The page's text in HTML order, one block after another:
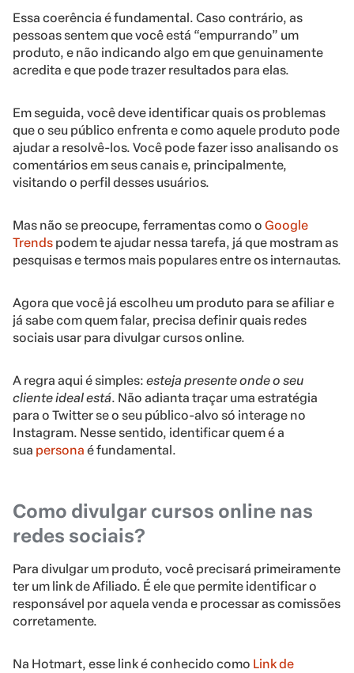
Essa coerência é fundamental. Caso contrário, as
pessoas sentem que você está “empurrando” um
produto, e não indicando algo em que genuinamente
acredita e que pode trazer resultados para elas.
Em seguida, você deve identificar quais os problemas
que o seu público enfrenta e como aquele produto pode
ajudar a resolvê-los. Você pode fazer isso analisando os
comentários em seus canais e, principalmente,
visitando o perfil desses usuários.
Mas não se preocupe, ferramentas como o Google
Trends podem te ajudar nessa tarefa, já que mostram as
pesquisas e termos mais populares entre os internautas.
Agora que você já escolheu um produto para se afiliar e
já sabe com quem falar, precisa definir quais redes
sociais usar para divulgar cursos online.
A regra aqui é simples: esteja presente onde o seu
cliente ideal está. Não adianta traçar uma estratégia
para o Twitter se o seu público-alvo só interage no
Instagram. Nesse sentido, identificar quem é a
sua persona é fundamental.
Como divulgar cursos online nas
redes sociais?
Para divulgar um produto, você precisará primeiramente
ter um link de Afiliado. É ele que permite identificar o
responsável por aquela venda e processar as comissões
corretamente.
Na Hotmart, esse link é conhecido como Link de